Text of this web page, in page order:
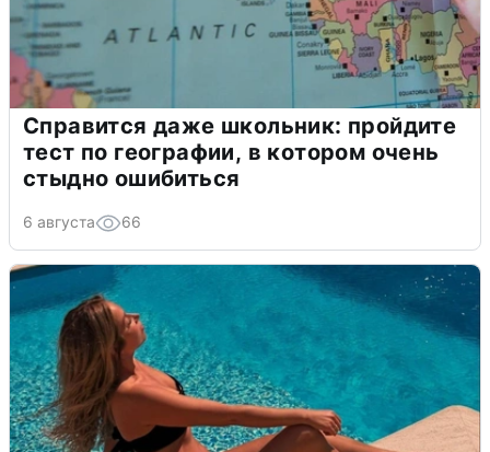
Справится даже школьник: пройдите
тест по географии, в котором очень
стыдно ошибиться
6 августа 66